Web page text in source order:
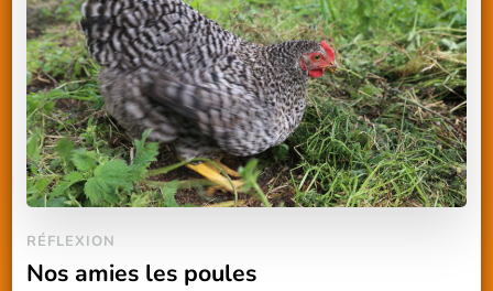
RÉFLEXION
Nos amies les poules